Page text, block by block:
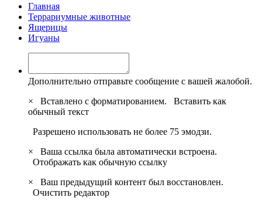
Главная
Террариумные животные
Ящерицы
Игуаны
Дополнительно отправьте сообщение с вашей жалобой.
×
Вставлено с форматированием. Вставить как
обычный текст
Разрешено использовать не более 75 эмодзи.
×
Ваша ссылка была автоматически встроена.
Отображать как обычную ссылку
×
Ваш предыдущий контент был восстановлен.
Очистить редактор